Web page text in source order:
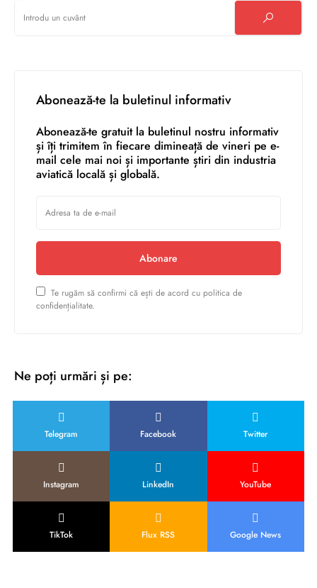
Abonează-te la buletinul informativ
Abonează-te gratuit la buletinul nostru informativ
și îți trimitem în fiecare dimineață de vineri pe e-
mail cele mai noi și importante știri din industria
aviatică locală și globală.
Abonare
Te rugăm să confirmi că ești de acord cu politica de
confidențialitate.
Ne poți urmări și pe:
Telegram Facebook Twitter
Instagram LinkedIn YouTube
TikTok Flux RSS Google News